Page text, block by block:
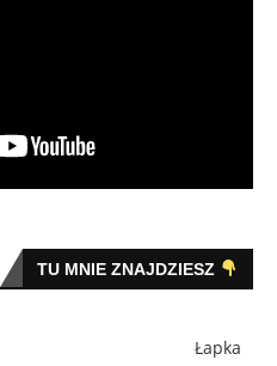
TU MNIE ZNAJDZIESZ
Łapka